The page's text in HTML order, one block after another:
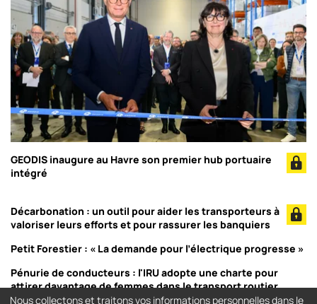
GEODIS inaugure au Havre son premier hub portuaire
intégré
Décarbonation : un outil pour aider les transporteurs à
valoriser leurs efforts et pour rassurer les banquiers
Petit Forestier : « La demande pour l’électrique progresse »
Pénurie de conducteurs : l'IRU adopte une charte pour
attirer davantage de femmes dans le transport routier
Nous collectons et traitons vos informations personnelles dans le